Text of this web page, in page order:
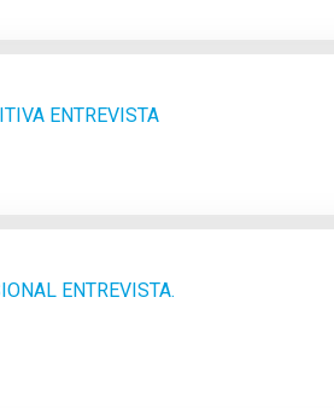
ENTREVISTA
ENTREVISTA.